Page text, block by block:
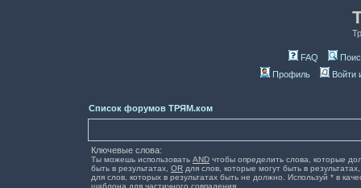
FAQ
Профиль
Войти
Список форумов ТРЯМ.ком
Ключевые слова:
Ты можешь использовать AND чтобы определить слова, которые
быть в результатах, OR для слов, которые могут быть в
для слов, которых в результатах быть не должно. Используй * в
шаблона для частичного совпадения.